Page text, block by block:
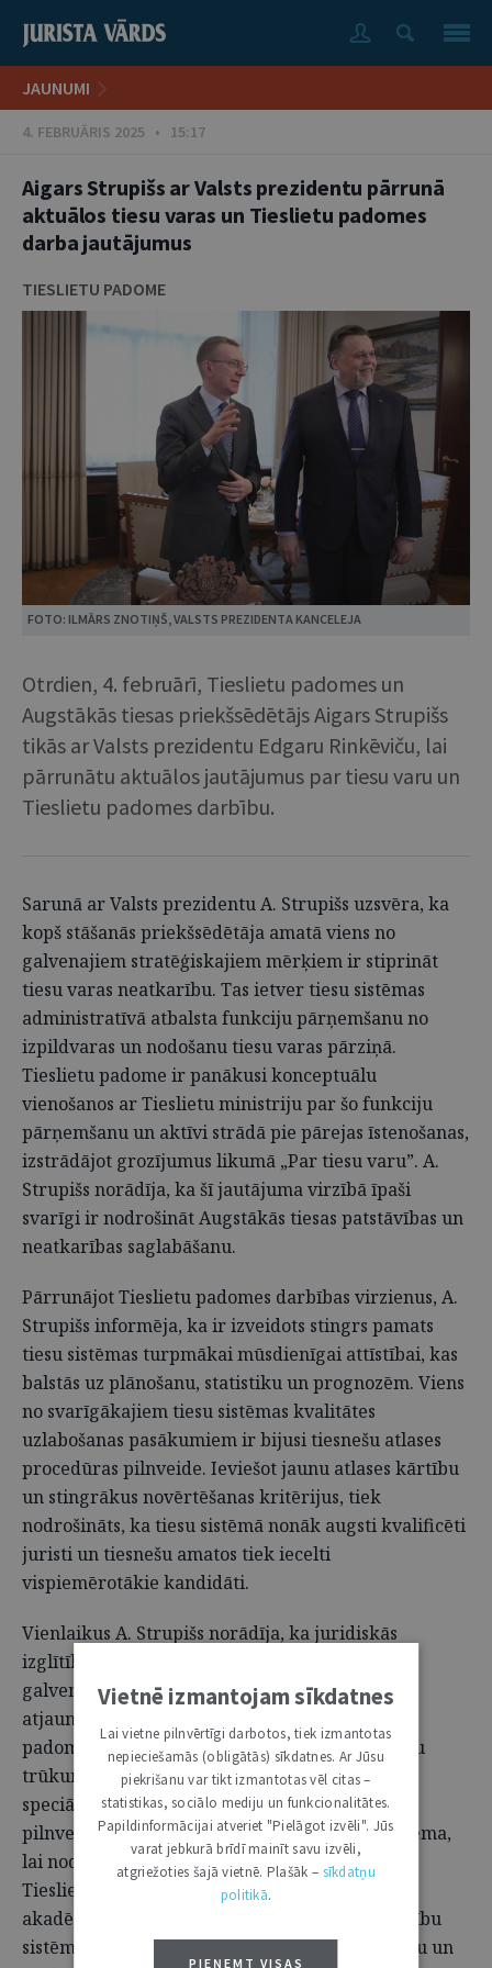
JAUNUMI
4. FEBRUĀRIS 2025 • 15:17
Aigars Strupišs ar Valsts prezidentu pārrunā
aktuālos tiesu varas un Tieslietu padomes
darba jautājumus
TIESLIETU PADOME
FOTO: ILMĀRS ZNOTIŅŠ, VALSTS PREZIDENTA KANCELEJA
Otrdien, 4. februārī, Tieslietu padomes un
Augstākās tiesas priekšsēdētājs Aigars Strupišs
tikās ar Valsts prezidentu Edgaru Rinkēviču, lai
pārrunātu aktuālos jautājumus par tiesu varu un
Tieslietu padomes darbību.
Sarunā ar Valsts prezidentu A. Strupišs uzsvēra, ka
kopš stāšanās priekšsēdētāja amatā viens no
galvenajiem stratēģiskajiem mērķiem ir stiprināt
tiesu varas neatkarību. Tas ietver tiesu sistēmas
administratīvā atbalsta funkciju pārņemšanu no
izpildvaras un nodošanu tiesu varas pārziņā.
Tieslietu padome ir panākusi konceptuālu
vienošanos ar Tieslietu ministriju par šo funkciju
pārņemšanu un aktīvi strādā pie pārejas īstenošanas,
izstrādājot grozījumus likumā „Par tiesu varu”. A.
Strupišs norādīja, ka šī jautājuma virzībā īpaši
svarīgi ir nodrošināt Augstākās tiesas patstāvības un
neatkarības saglabāšanu.
Pārrunājot Tieslietu padomes darbības virzienus, A.
Strupišs informēja, ka ir izveidots stingrs pamats
tiesu sistēmas turpmākai mūsdienīgai attīstībai, kas
balstās uz plānošanu, statistiku un prognozēm. Viens
no svarīgākajiem tiesu sistēmas kvalitātes
uzlabošanas pasākumiem ir bijusi tiesnešu atlases
procedūras pilnveide. Ieviešot jaunu atlases kārtību
un stingrākus novērtēšanas kritērijus, tiek
nodrošināts, ka tiesu sistēmā nonāk augsti kvalificēti
juristi un tiesnešu amatos tiek iecelti
vispiemērotākie kandidāti.
Vienlaikus A. Strupišs norādīja, ka juridiskās
izglītības problēmas joprojām ir viens no
galvenajiem faktoriem, kas kavē cilvēkresursu
atjaunošanos tiesu sistēmā. Arī šogad Tieslietu
padome plāno risināt jautājumu par darbinieku
trūkumu tiesu sistēmā, cerot piesaistīt jaunus
speciālistus ar juridisko kvalifikāciju. Tiks
pilnveidoti amatu standarti un atalgojuma sistēma,
lai nodrošinātu pievilcīgu darba vidi. Turklāt
Tieslietu padome plāno stiprināt Tieslietu
akadēmijas lomu ilgtspējīgas un efektīvas mācību
sistēmas īstenošanā, nodrošinot kvalitatīvu tiesu un
Vietnē izmantojam sīkdatnes
Lai vietne pilnvērtīgi darbotos, tiek izmantotas
nepieciešamās (obligātās) sīkdatnes. Ar Jūsu
piekrišanu var tikt izmantotas vēl citas –
statistikas, sociālo mediju un funkcionalitātes.
Papildinformācijai atveriet "Pielāgot izvēli". Jūs
varat jebkurā brīdī mainīt savu izvēli,
atgriežoties šajā vietnē. Plašāk – sīkdatņu
politikā.
PIEŅEMT VISAS